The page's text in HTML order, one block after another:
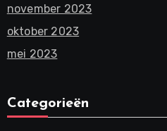
november 2023
oktober 2023
mei 2023
Categorieën